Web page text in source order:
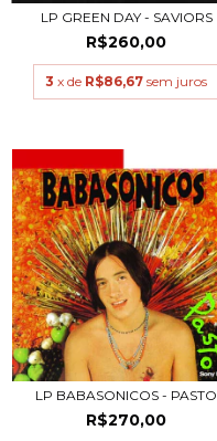
LP GREEN DAY - SAVIORS
R$260,00
3 x de R$86,67 sem juros
LP BABASONICOS - PASTO
R$270,00